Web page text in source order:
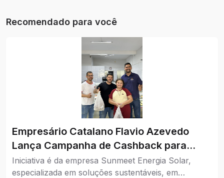
Recomendado para você
Empresário Catalano Flavio Azevedo
Lança Campanha de Cashback para
Impulsionar o Comércio da Cidade
Iniciativa é da empresa Sunmeet Energia Solar,
especializada em soluções sustentáveis, em